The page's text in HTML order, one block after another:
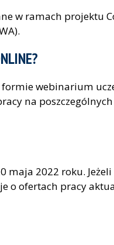
w ramach projektu
webinarium
na
maja 2022 roku.
o ofertach pracy